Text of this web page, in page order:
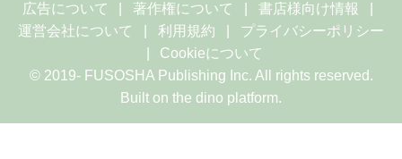
広告について 著作権について
書店様向け情報
運営会社について
利用規約
プライバシーポリシー
Cookieについて
© 2019- FUSOSHA Publishing Inc. All rights reserved.
Built on the dino platform.